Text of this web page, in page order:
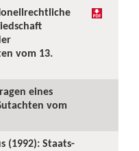
vom 13.
eines
vom
(1992): Staats-